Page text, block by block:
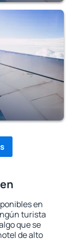
en
turista
que se
de alto